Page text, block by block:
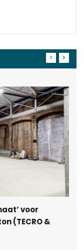
voor
(TECRO &